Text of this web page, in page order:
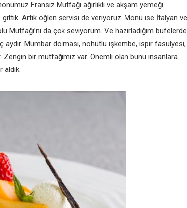
Fransız Mutfağı ağırlıklı ve akşam yemeği
Artık öğlen servisi de veriyoruz. Mönü ise İtalyan ve
Mutfağı’nı da çok seviyorum. Ve hazırladığım büfelerde
Mumbar dolması, nohutlu işkembe, ispir fasulyesi,
bir mutfağımız var. Önemli olan bunu insanlara
aldık.